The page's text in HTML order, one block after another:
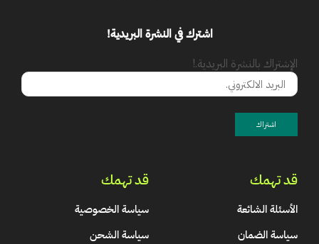
اشترك في النشرة البريدية!
الإشتراك بالنشرة البريدية.!
قد تهمك
الأسئلة الشائعة
سياسة الضمان
قد تهمك
سياسة الخصوصية
سياسة الشحن